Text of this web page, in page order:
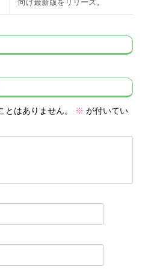
向け最新版をリリース。
とはありません。 ※ が付いてい